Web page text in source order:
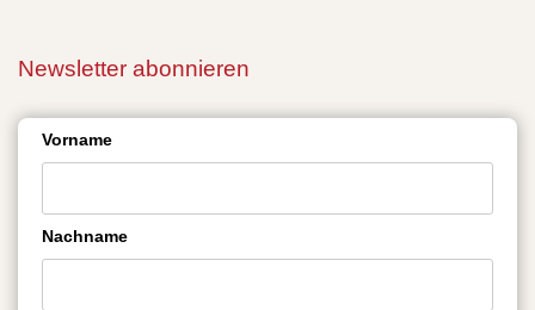
Newsletter abonnieren
Vorname
Nachname